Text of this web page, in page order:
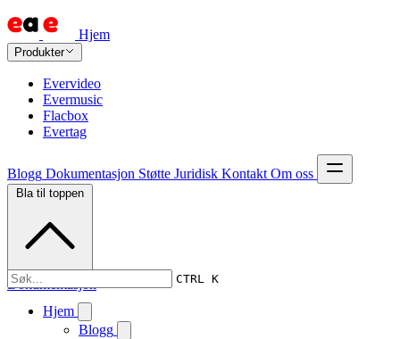
Hjem
Produkter
Evervideo
Evermusic
Flacbox
Evertag
Blogg Dokumentasjon Støtte Juridisk Kontakt Om oss
CTRL K
Hjem
Blogg
Bla til toppen
Dokumentasjon